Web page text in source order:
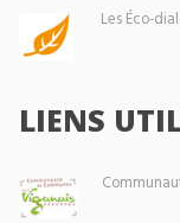
Les Éco-
LIENS